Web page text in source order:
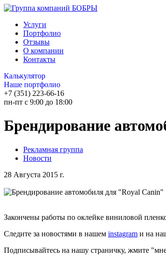
Услуги
Портфолио
Отзывы
О компании
Контакты
Калькулятор
Наше портфолио
+7 (351) 223-66-16
пн-пт с 9:00 до 18:00
Брендирование
Рекламная группа
Новости
28 Августа 2015 г.
Закончены работы по оклейке виниловой
Следите за новостями в нашем instagram и на
Подписывайтесь на нашу страничку, жмите